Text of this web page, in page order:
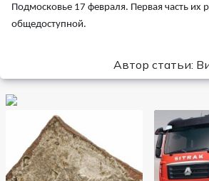
Подмосковье 17 февраля. Первая часть их
общедоступной.
Автор статьи: